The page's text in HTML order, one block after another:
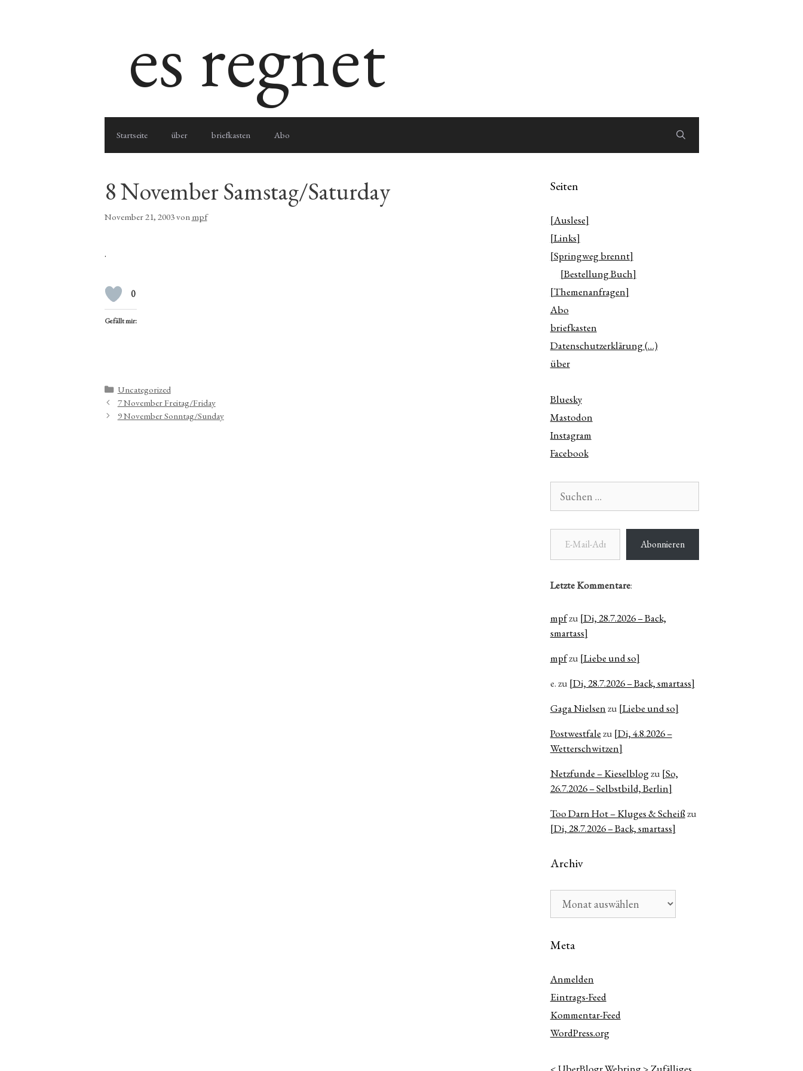
es regnet
Startseite über briefkasten Abo
8 November Samstag/Saturday
November 21, 2003von mpf
.
0
Gefällt mir:
Kategorien
Uncategorized
7 November Freitag/Friday
9 November Sonntag/Sunday
Seiten
[Auslese]
[Links]
[Springweg brennt]
[Bestellung Buch]
[Themenanfragen]
Abo
briefkasten
Datenschutzerklärung (…)
über
Bluesky
Mastodon
Instagram
Facebook
nach:
E-Mail-Adresse
Abonnieren
Letzte Kommentare:
mpfzu [Di, 28.7.2026 – Back,
smartass]
mpfzu [Liebe und so]
e.zu [Di, 28.7.2026 – Back, smartass]
Gaga Nielsenzu [Liebe und so]
Postwestfalezu [Di, 4.8.2026 –
Wetterschwitzen]
Netzfunde – Kieselblogzu [So,
26.7.2026 – Selbstbild, Berlin]
Too Darn Hot – Kluges & Scheißzu
[Di, 28.7.2026 – Back, smartass]
Archiv
Meta
Anmelden
Eintrags-Feed
Kommentar-Feed
WordPress.org